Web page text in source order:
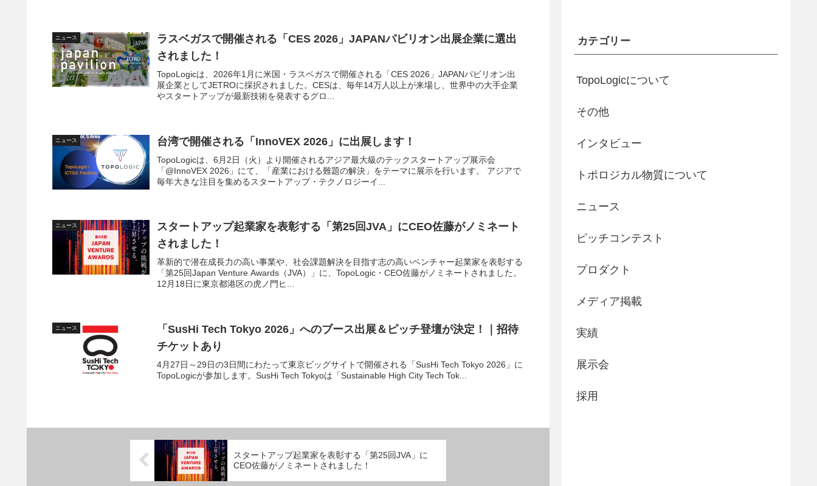
ニュース
ラスベガスで開催される「CES 2026」JAPANパビリオン出展企業に選出
されました！
TopoLogicは、2026年1月に米国・ラスベガスで開催される「CES 2026」JAPANパビリオン出
展企業としてJETROに採択されました。CESは、毎年14万人以上が来場し、世界中の大手企業
やスタートアップが最新技術を発表するグロ...
ニュース 台湾で開催される「InnoVEX 2026」に出展します！
TopoLogicは、6月2日（火）より開催されるアジア最大級のテックスタートアップ展示会
「@InnoVEX 2026」にて、「産業における難題の解決」をテーマに展示を行います。 アジアで
毎年大きな注目を集めるスタートアップ・テクノロジーイ...
ニュース
スタートアップ起業家を表彰する「第25回JVA」にCEO佐藤がノミネート
されました！
革新的で潜在成長力の高い事業や、社会課題解決を目指す志の高いベンチャー起業家を表彰する
「第25回Japan Venture Awards（JVA）」に、TopoLogic・CEO佐藤がノミネートされました。
12月18日に東京都港区の虎ノ門ヒ...
ニュース
「SusHi Tech Tokyo 2026」へのブース出展＆ピッチ登壇が決定！｜招待
チケットあり
4月27日～29日の3日間にわたって東京ビッグサイトで開催される「SusHi Tech Tokyo 2026」に
TopoLogicが参加します。SusHi Tech Tokyoは「Sustainable High City Tech Tok...
スタートアップ起業家を表彰する「第25回JVA」に
CEO佐藤がノミネートされました！
カテゴリー
TopoLogicについて
その他
インタビュー
トポロジカル物質について
ニュース
ピッチコンテスト
プロダクト
メディア掲載
実績
展示会
採用